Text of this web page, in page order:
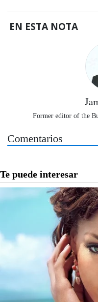
EN ESTA NOTA
Former editor of the
Comentarios